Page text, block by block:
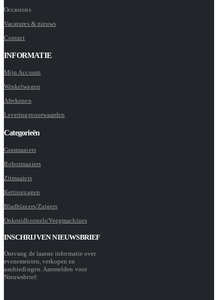
Occasions
Vacatures & nieuws
Contact
INFORMATIE
Mijn Account
Winkelwagen
Afrekenen
Leveringsvoorwaarden
Categorieën
Grasmaaiers
Robotmaaiers
Zitmaaiers
Kettingzagen
Bladblazers/Zuigers
Onkruidborstels/Veegmachines
INSCHRIJVEN NIEUWSBRIEF
Ontvang de laatste informatie over
evenementen, verkopen en
aanbiedingen. Aanmelden voor
Nieuwsbrief: